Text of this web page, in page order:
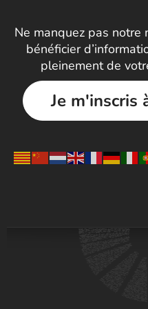
Ne manquez pas
bénéficier
pleinement de
Je m'inscris